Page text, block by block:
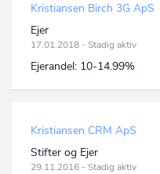
Kristiansen Birch 3G ApS
Ejer
17.01.2018 - Stadig aktiv
Ejerandel: 10-14.99%
Kristiansen CRM ApS
Stifter og Ejer
29.11.2016 - Stadig aktiv